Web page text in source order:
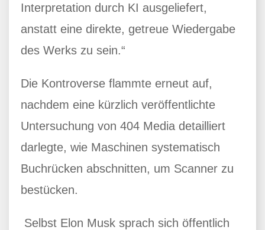
Interpretation durch KI ausgeliefert,
anstatt eine direkte, getreue Wiedergabe
des Werks zu sein.“
Die Kontroverse flammte erneut auf,
nachdem eine kürzlich veröffentlichte
Untersuchung von 404 Media detailliert
darlegte, wie Maschinen systematisch
Buchrücken abschnitten, um Scanner zu
bestücken.
Selbst Elon Musk sprach sich öffentlich